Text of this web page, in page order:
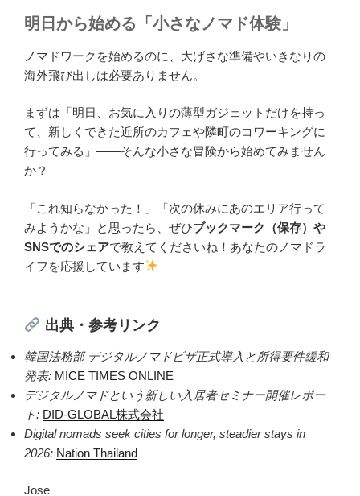
明日から始める「小さなノマド体験」
ノマドワークを始めるのに、大げさな準備やいきなりの
海外飛び出しは必要ありません。
まずは「明日、お気に入りの薄型ガジェットだけを持っ
て、新しくできた近所のカフェや隣町のコワーキングに
行ってみる」——そんな小さな冒険から始めてみません
か？
「これ知らなかった！」「次の休みにあのエリア行って
みようかな」と思ったら、ぜひブックマーク（保存）や
SNSでのシェアで教えてくださいね！あなたのノマドラ
イフを応援しています
出典・参考リンク
韓国法務部 デジタルノマドビザ正式導入と所得要件緩和
発表: MICE TIMES ONLINE
デジタルノマドという新しい入居者セミナー開催レポー
ト: DID-GLOBAL株式会社
Digital nomads seek cities for longer, steadier stays in
2026: Nation Thailand
Jose